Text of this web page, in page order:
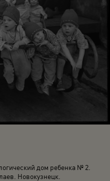
дом ребенка № 2.
Новокузнецк.